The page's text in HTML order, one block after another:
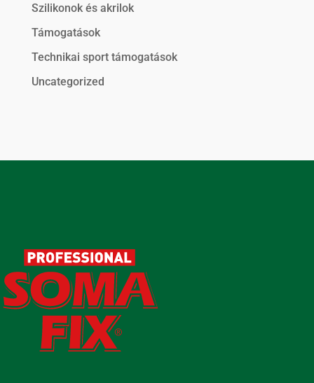
Szilikonok és akrilok
Támogatások
Technikai sport támogatások
Uncategorized